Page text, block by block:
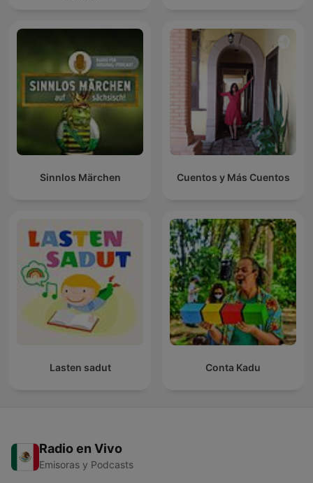
Sinnlos Märchen Cuentos y Más Cuentos
Lasten sadut Conta Kadu
Radio en Vivo
Emisoras y Podcasts